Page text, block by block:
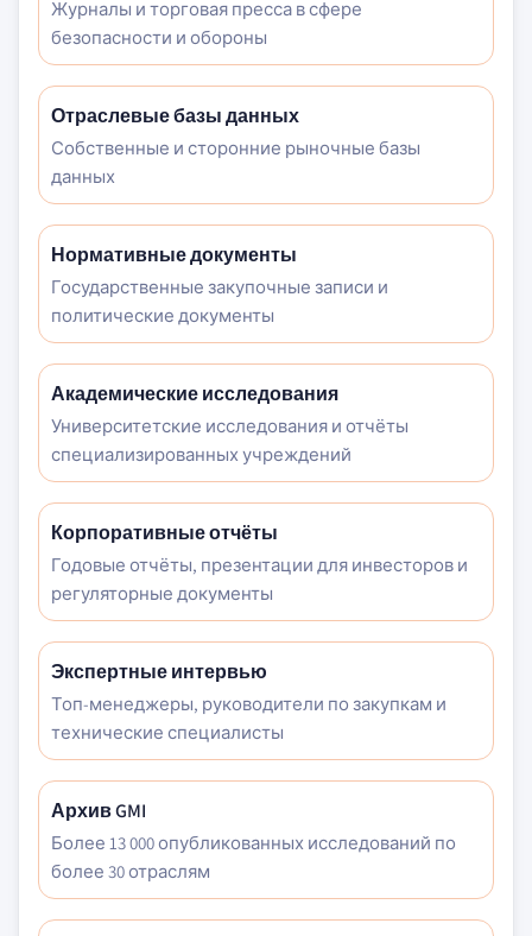
Журналы и торговая пресса в сфере
безопасности и обороны
Отраслевые базы данных
Собственные и сторонние рыночные базы
данных
Нормативные документы
Государственные закупочные записи и
политические документы
Академические исследования
Университетские исследования и отчёты
специализированных учреждений
Корпоративные отчёты
Годовые отчёты, презентации для инвесторов и
регуляторные документы
Экспертные интервью
Топ-менеджеры, руководители по закупкам и
технические специалисты
Архив GMI
Более 13 000 опубликованных исследований по
более 30 отраслям